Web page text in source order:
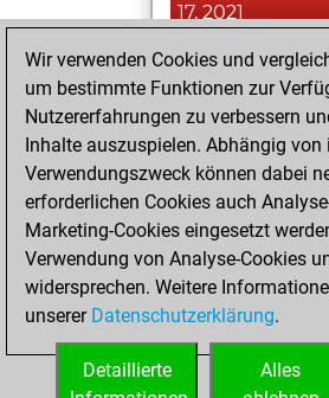
17, 2021
You won
against Fritz
You
new Elo of 1659
You created
your Fritz
You played
slow games
You scored
=0 -1 in slow
Wir verwenden Cookies und
um bestimmte Funktionen zur
Nutzererfahrungen zu verbessern
Inhalte auszuspielen. Abhängig von
Verwendungszweck können dabei
erforderlichen Cookies auch
Marketing-Cookies eingesetzt
Verwendung von Analyse-Cookies
widersprechen. Weitere
unserer Datenschutzerklärung.
Alles
Detaillierte